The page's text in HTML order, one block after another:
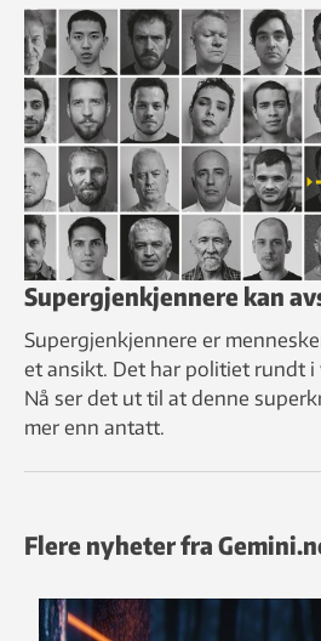
Supergjenkjennere kan
Supergjenkjennere er
et ansikt. Det har politiet rundt i
Nå ser det ut til at denne
mer enn antatt.
Flere nyheter fra